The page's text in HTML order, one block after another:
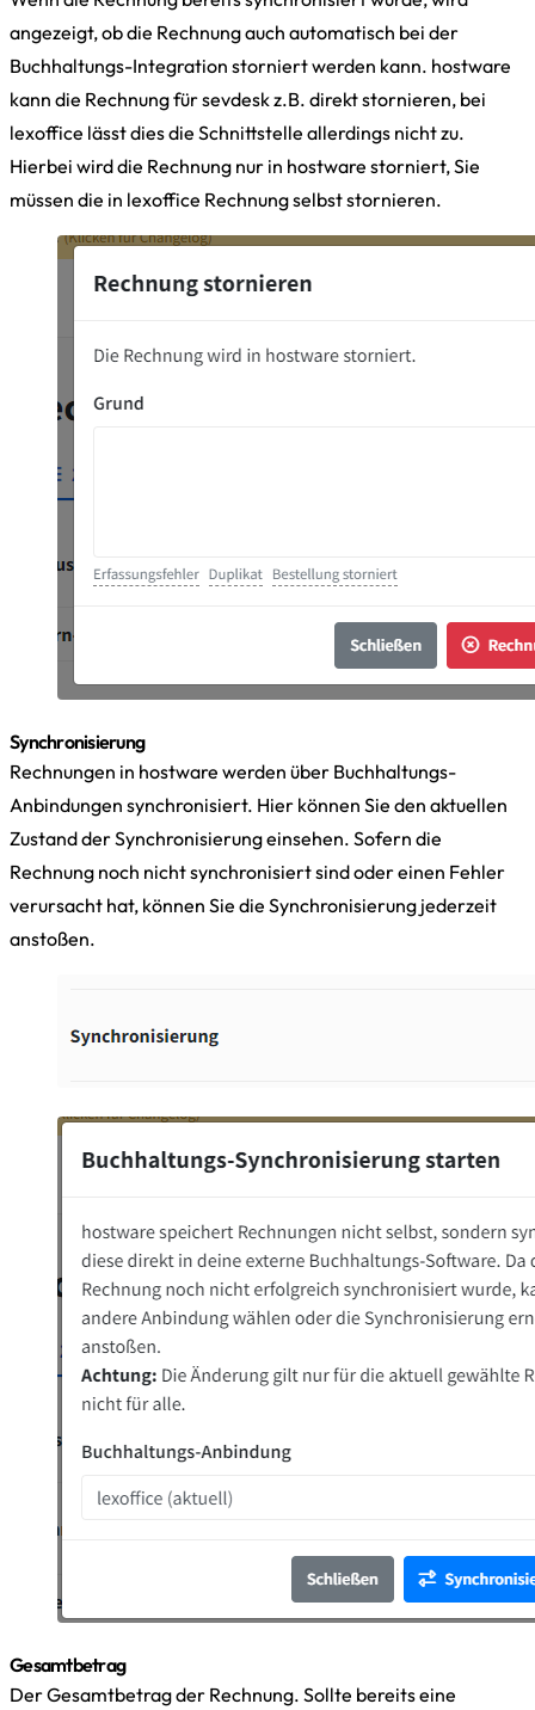
angezeigt, ob die Rechnung auch automatisch bei der
Buchhaltungs-Integration storniert werden kann. hostware
kann die Rechnung für sevdesk z.B. direkt stornieren, bei
lexoffice lässt dies die Schnittstelle allerdings nicht zu.
Hierbei wird die Rechnung nur in hostware storniert, Sie
müssen die in lexoffice Rechnung selbst stornieren.
Synchronisierung
Rechnungen in hostware werden über Buchhaltungs-
Anbindungen synchronisiert. Hier können Sie den aktuellen
Zustand der Synchronisierung einsehen. Sofern die
Rechnung noch nicht synchronisiert sind oder einen Fehler
verursacht hat, können Sie die Synchronisierung jederzeit
anstoßen.
Gesamtbetrag
Der Gesamtbetrag der Rechnung. Sollte bereits eine